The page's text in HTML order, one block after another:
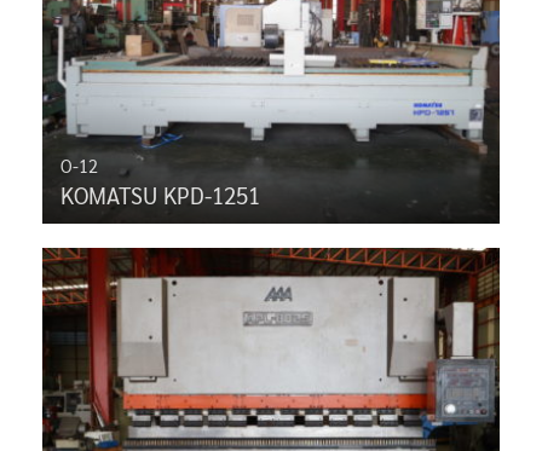
O-12
KOMATSU KPD-1251